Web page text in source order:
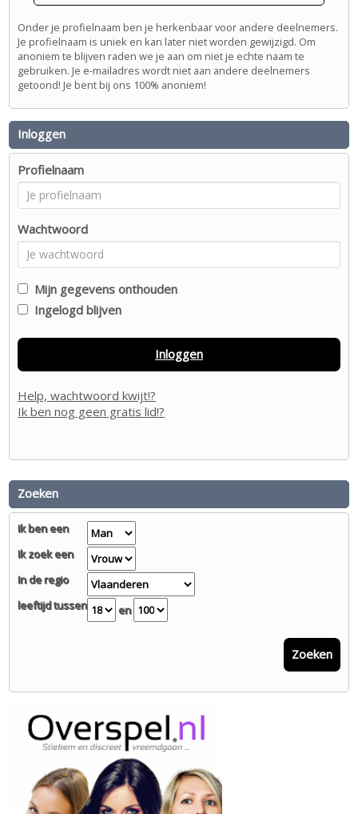
Onder je profielnaam ben je herkenbaar voor andere deelnemers.
Je profielnaam is uniek en kan later niet worden gewijzigd. Om
anoniem te blijven raden we je aan om niet je echte naam te
gebruiken. Je e-mailadres wordt niet aan andere deelnemers
getoond! Je bent bij ons 100% anoniem!
Inloggen
Profielnaam
Wachtwoord
Mijn gegevens onthouden
Ingelogd blijven
Inloggen
Help, wachtwoord kwijt!?
Ik ben nog geen gratis lid!?
Zoeken
Ik ben een
Ik zoek een
In de regio
leeftijd tussen
en
Zoeken